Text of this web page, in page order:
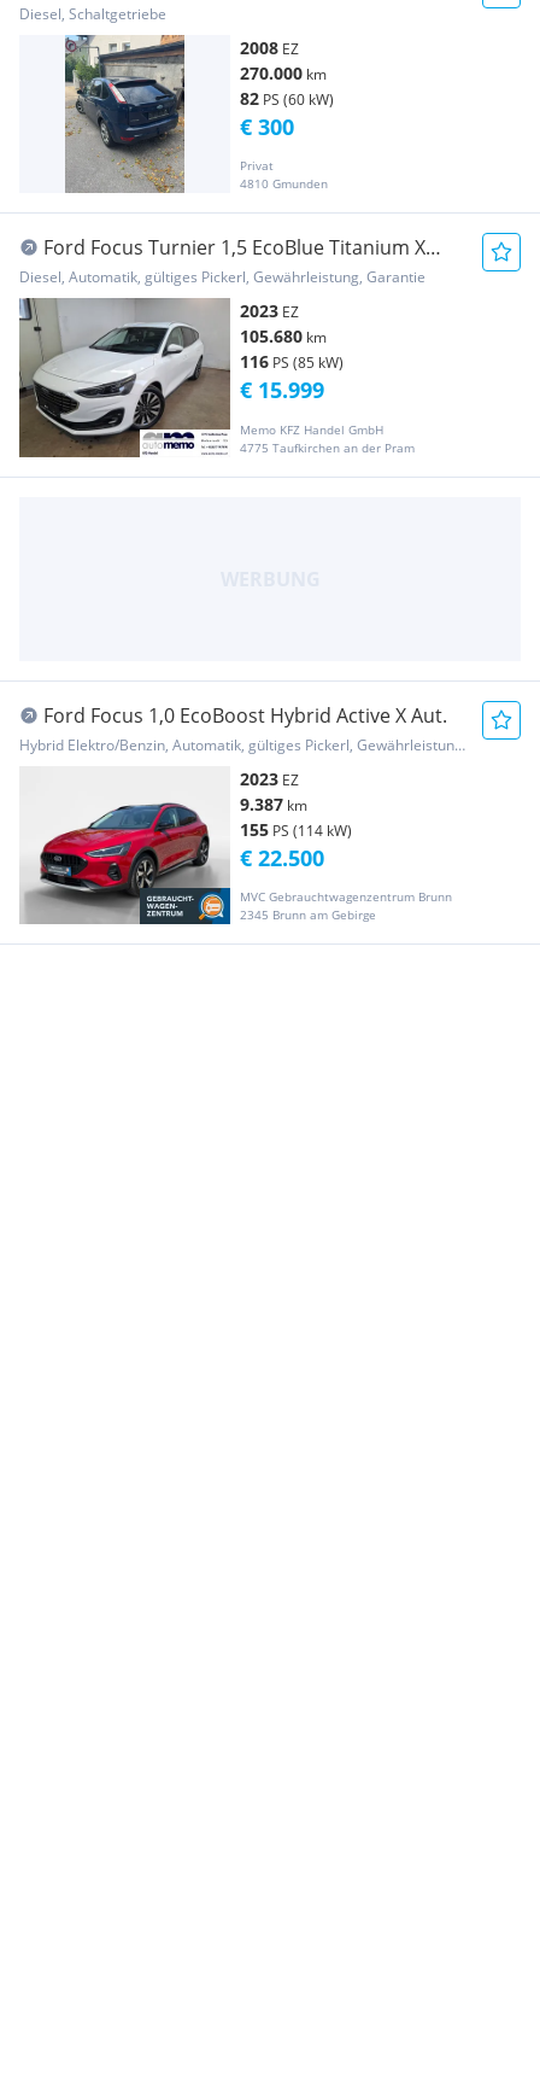
Diesel, Schaltgetriebe
2008 EZ
270.000 km
82 PS (60 kW)
Privat
4810 Gmunden
€ 300
Ford Focus Turnier 1,5 EcoBlue Titanium X
Aut. AHK, ...
Diesel, Automatik, gültiges Pickerl, Gewährleistung, Garantie
2023 EZ
105.680 km
116 PS (85 kW)
Memo KFZ Handel GmbH
4775 Taufkirchen an der Pram
€ 15.999
Ford Focus 1,0 EcoBoost Hybrid Active X Aut.
Hybrid Elektro/Benzin, Automatik, gültiges Pickerl, Gewährleistung, Garantie
2023 EZ
9.387 km
155 PS (114 kW)
MVC Gebrauchtwagenzentrum Brunn
2345 Brunn am Gebirge
€ 22.500